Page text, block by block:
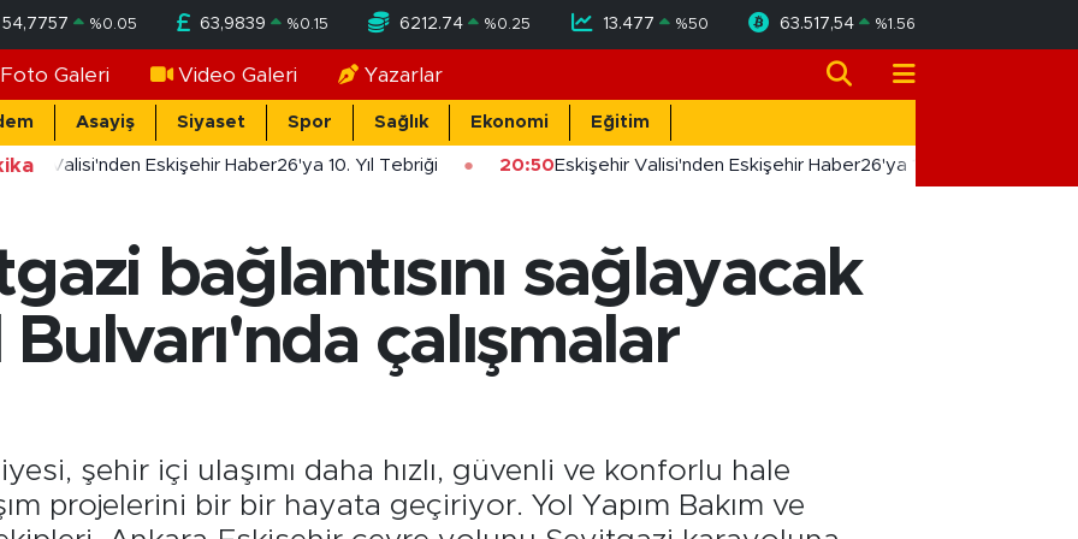
54,7757 %0.05 63,9839 %0.15 6212.74 %0.25 13.477 %50 63.517,54 %1.56
Foto Galeri Video Galeri Yazarlar
Asayiş Siyaset Spor Sağlık Ekonomi Eğitim
Valisi'nden Eskişehir Haber26'ya 10. Yıl Tebriği 20:50Eskişehir Valisi'nden Eskişehir Haber26'ya 10. Yıl Tebriği
bağlantısını sağlayacak
çalışmalar
şehir içi ulaşımı daha hızlı, güvenli ve konforlu hale
projelerini bir bir hayata geçiriyor. Yol Yapım Bakım ve